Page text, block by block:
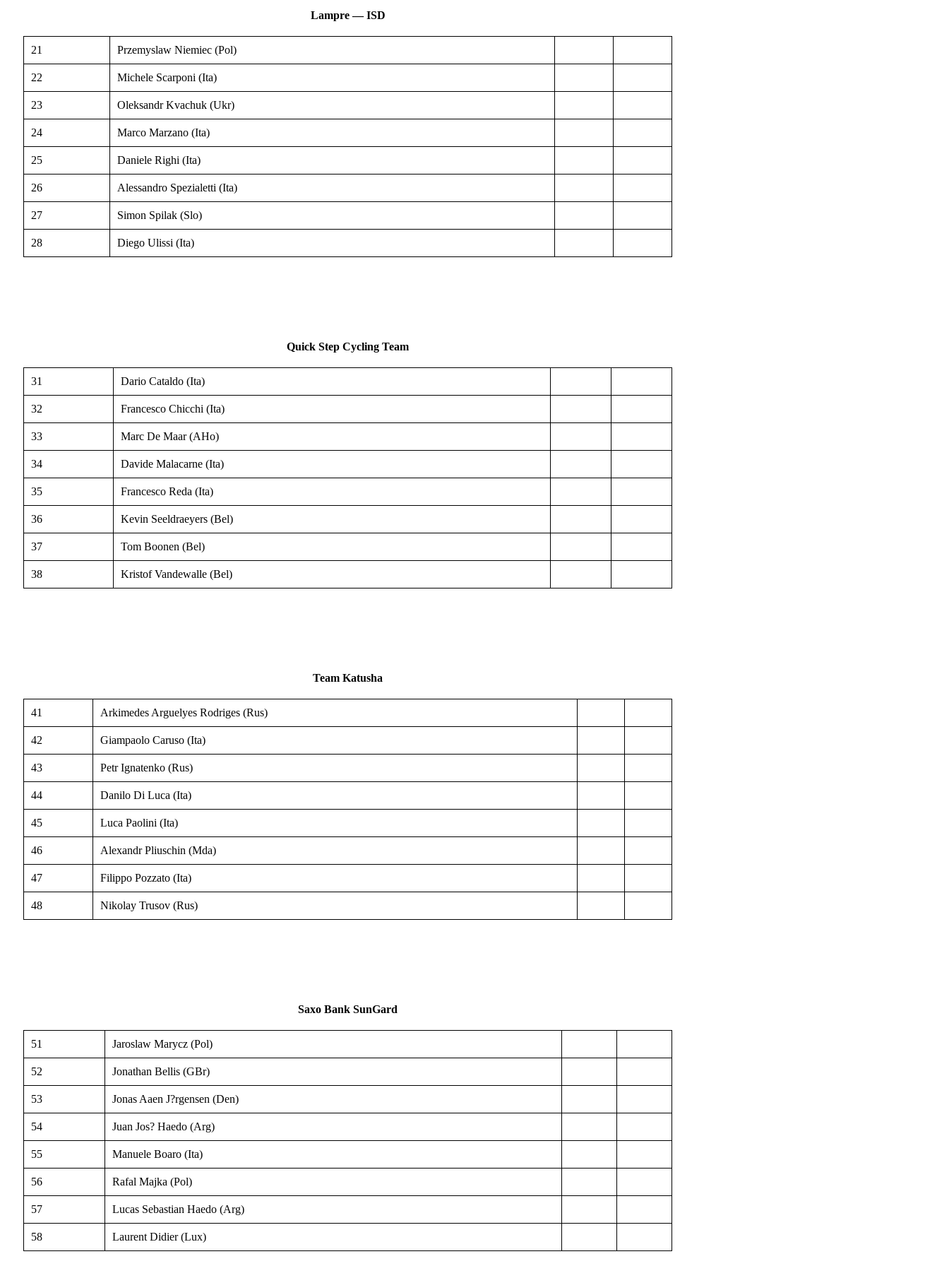
Lampre — ISD
21 Przemyslaw Niemiec (Pol)
22 Michele Scarponi (Ita)
23 Oleksandr Kvachuk (Ukr)
24 Marco Marzano (Ita)
25 Daniele Righi (Ita)
26 Alessandro Spezialetti (Ita)
27 Simon Spilak (Slo)
28 Diego Ulissi (Ita)
Quick Step Cycling Team
31 Dario Cataldo (Ita)
32 Francesco Chicchi (Ita)
33 Marc De Maar (AHo)
34 Davide Malacarne (Ita)
35 Francesco Reda (Ita)
36 Kevin Seeldraeyers (Bel)
37 Tom Boonen (Bel)
38 Kristof Vandewalle (Bel)
Team Katusha
41 Arkimedes Arguelyes Rodriges (Rus)
42 Giampaolo Caruso (Ita)
43 Petr Ignatenko (Rus)
44 Danilo Di Luca (Ita)
45 Luca Paolini (Ita)
46 Alexandr Pliuschin (Mda)
47 Filippo Pozzato (Ita)
48 Nikolay Trusov (Rus)
Saxo Bank SunGard
51 Jaroslaw Marycz (Pol)
52 Jonathan Bellis (GBr)
53 Jonas Aaen J?rgensen (Den)
54 Juan Jos? Haedo (Arg)
55 Manuele Boaro (Ita)
56 Rafal Majka (Pol)
57 Lucas Sebastian Haedo (Arg)
58 Laurent Didier (Lux)